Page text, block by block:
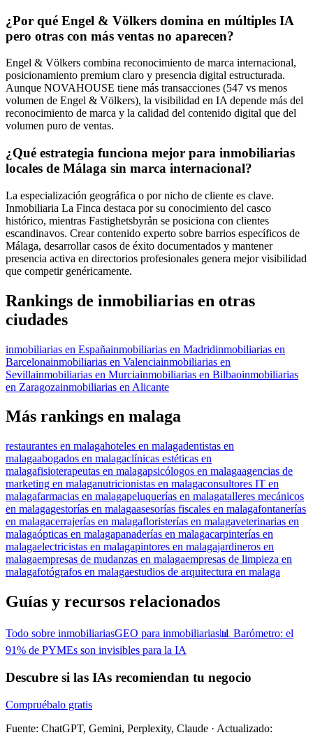
¿Por qué Engel & Völkers domina en múltiples IA
pero otras con más ventas no aparecen?
Engel & Völkers combina reconocimiento de marca internacional,
posicionamiento premium claro y presencia digital estructurada.
Aunque NOVAHOUSE tiene más transacciones (547 vs menos
volumen de Engel & Völkers), la visibilidad en IA depende más del
reconocimiento de marca y la calidad del contenido digital que del
volumen puro de ventas.
¿Qué estrategia funciona mejor para inmobiliarias
locales de Málaga sin marca internacional?
La especialización geográfica o por nicho de cliente es clave.
Inmobiliaria La Finca destaca por su conocimiento del casco
histórico, mientras Fastighetsbyrån se posiciona con clientes
escandinavos. Crear contenido experto sobre barrios específicos de
Málaga, desarrollar casos de éxito documentados y mantener
presencia activa en directorios profesionales genera mejor visibilidad
que competir genéricamente.
Rankings de inmobiliarias en otras
ciudades
inmobiliarias en Españainmobiliarias en Madridinmobiliarias en
Barcelonainmobiliarias en Valenciainmobiliarias en
Sevillainmobiliarias en Murciainmobiliarias en Bilbaoinmobiliarias
en Zaragozainmobiliarias en Alicante
Más rankings en malaga
restaurantes en malagahoteles en malagadentistas en
malagaabogados en malagaclínicas estéticas en
malagafisioterapeutas en malagapsicólogos en malagaagencias de
marketing en malaganutricionistas en malagaconsultores IT en
malagafarmacias en malagapeluquerías en malagatalleres mecánicos
en malagagestorías en malagaasesorías fiscales en malagafontanerías
en malagacerrajerías en malagafloristerías en malagaveterinarias en
malagaópticas en malagapanaderías en malagacarpinterías en
malagaelectricistas en malagapintores en malagajardineros en
malagaempresas de mudanzas en malagaempresas de limpieza en
malagafotógrafos en malagaestudios de arquitectura en malaga
Guías y recursos relacionados
Todo sobre inmobiliariasGEO para inmobiliarias📊 Barómetro: el
91% de PYMEs son invisibles para la IA
Descubre si las IAs recomiendan tu negocio
Compruébalo gratis
Fuente: ChatGPT, Gemini, Perplexity, Claude · Actualizado: